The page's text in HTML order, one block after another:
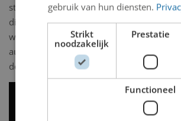
style="color: #ee2953;
display: inline; padding: 0;
width:
auto;"xtagendzDownload
de digitale versie
gebruik van hun diensten.
Strikt
noodzakelijk
Prestatie
Functioneel